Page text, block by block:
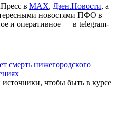
в МАХ, Дзен.Новости, а
новостями ПФО в
и оперативное — в telegram-
смерть нижегородского
чтобы быть в курсе